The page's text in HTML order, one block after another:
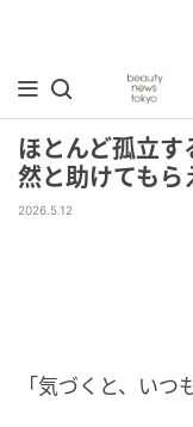
ほとんど孤立す
然と助けてもら
2026.5.12
「気づくと、いつ